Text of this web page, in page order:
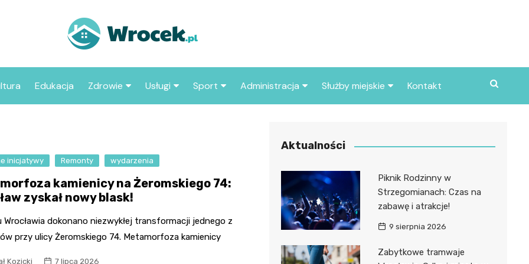
we
Edukacja Zdrowie
Apteka
Usługi
Taxi
Stacja paliw
Restauracja
Sport
sportowe
Administracja
Urząd miasta
Służby miejskie
Policja
Kontakt
inicjatywy Remonty wydarzenia
kamienicy na Żeromskiego 74:
zyskał nowy blask!
Wrocławia dokonano niezwykłej transformacji jednego z
przy ulicy Żeromskiego 74. Metamorfoza kamienicy
Kozicki 7 lipca 2026
Aktualności
Piknik Rodzinny w
Strzegomianach: Czas na
zabawę i atrakcje!
9 sierpnia 2026
Zabytkowe tramwaje